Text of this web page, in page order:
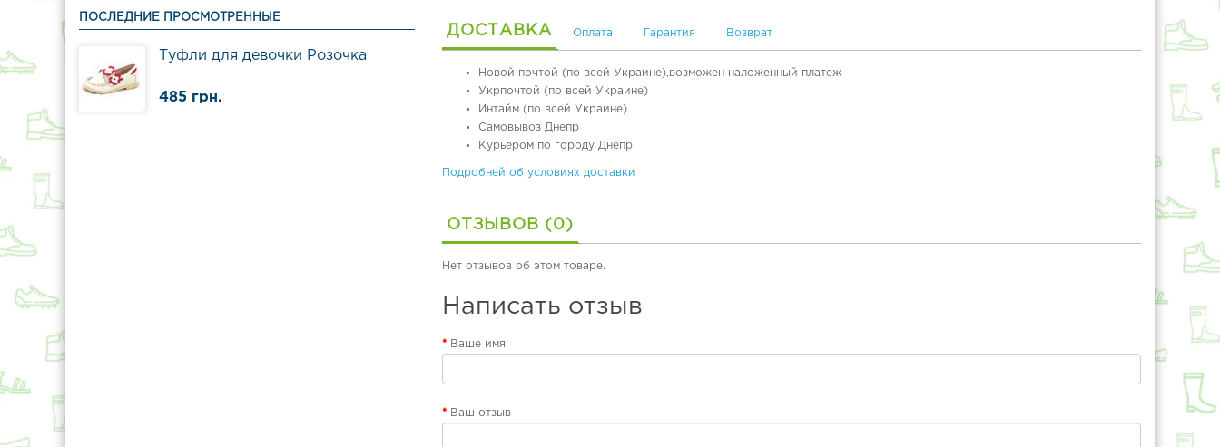
ПОСЛЕДНИЕ ПРОСМОТРЕННЫЕ
Туфли для девочки Розочка
485 грн.
ДОСТАВКА Оплата Гарантия Возврат
Новой почтой (по всей Украине),возможен наложенный платеж
Укрпочтой (по всей Украине)
Интайм (по всей Украине)
Самовывоз Днепр
Курьером по городу Днепр
Подробней об условиях доставки
ОТЗЫВОВ (0)
Нет отзывов об этом товаре.
Написать отзыв
Ваше имя
Ваш отзыв